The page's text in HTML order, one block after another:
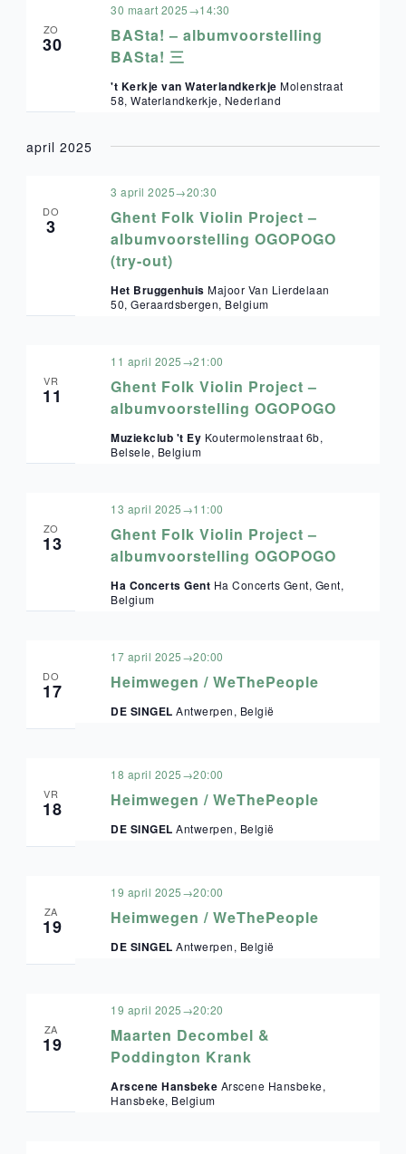
ZO
30
BASta! – albumvoorstelling
BASta! 三
30 maart 2025→14:30
't Kerkje van WaterlandkerkjeMolenstraat
58, Waterlandkerkje, Nederland
april 2025
DO
3
Ghent Folk Violin Project –
albumvoorstelling OGOPOGO
(try-out)
3 april 2025→20:30
Het BruggenhuisMajoor Van Lierdelaan
50, Geraardsbergen, Belgium
VR
11
Ghent Folk Violin Project –
albumvoorstelling OGOPOGO
11 april 2025→21:00
Muziekclub 't Ey Koutermolenstraat 6b,
Belsele, Belgium
ZO
13
Ghent Folk Violin Project –
albumvoorstelling OGOPOGO
13 april 2025→11:00
Ha Concerts Gent Ha Concerts Gent, Gent,
Belgium
DO
17 Heimwegen / WeThePeople
17 april 2025→20:00
DE SINGELAntwerpen, België
VR
18 Heimwegen / WeThePeople
18 april 2025→20:00
DE SINGELAntwerpen, België
ZA
19 Heimwegen / WeThePeople
19 april 2025→20:00
DE SINGELAntwerpen, België
ZA
19
Maarten Decombel &
Poddington Krank
19 april 2025→20:20
Arscene Hansbeke Arscene Hansbeke,
Hansbeke, Belgium